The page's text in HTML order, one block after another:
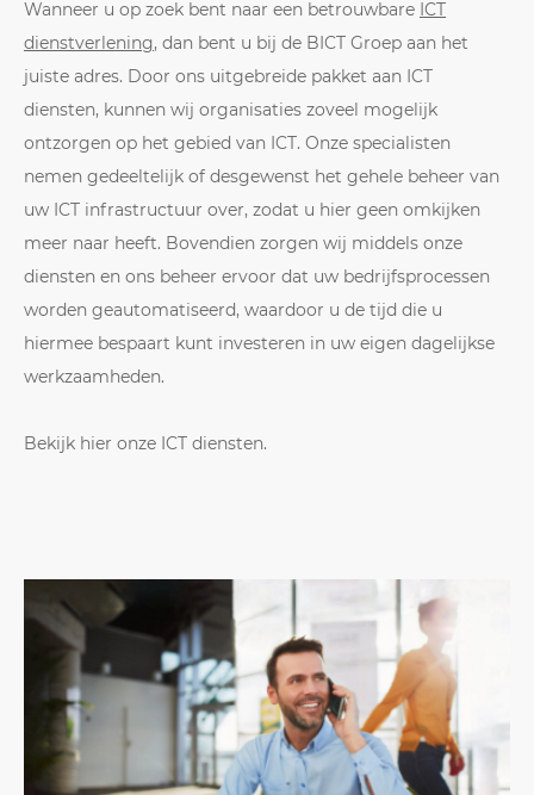
Wanneer u op zoek bent naar een betrouwbare ICT
dienstverlening, dan bent u bij de BICT Groep aan het
juiste adres. Door ons uitgebreide pakket aan ICT
diensten, kunnen wij organisaties zoveel mogelijk
ontzorgen op het gebied van ICT. Onze specialisten
nemen gedeeltelijk of desgewenst het gehele beheer van
uw ICT infrastructuur over, zodat u hier geen omkijken
meer naar heeft. Bovendien zorgen wij middels onze
diensten en ons beheer ervoor dat uw bedrijfsprocessen
worden geautomatiseerd, waardoor u de tijd die u
hiermee bespaart kunt investeren in uw eigen dagelijkse
werkzaamheden.
Bekijk hier onze ICT diensten.